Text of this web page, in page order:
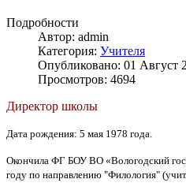
Подробности
Автор: admin
Категория: Учителя
Опубликовано: 01 Август
Просмотров: 4694
Директор школы
Дата рождения: 5 мая 1978 года.
Окончила ФГ БОУ ВО «Вологодский
году по направлению "Филология"